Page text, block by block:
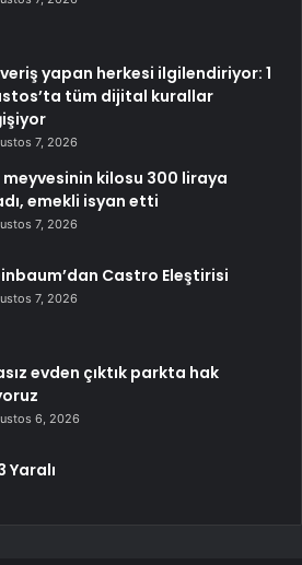
yapan herkesi ilgilendiriyor: 1
tüm dijital kurallar
7, 2026
meyvesinin kilosu 300 liraya
emekli isyan etti
7, 2026
Castro Eleştirisi
7, 2026
evden çıktık parkta hak
6, 2026
Yaralı